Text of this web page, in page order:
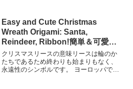
が流した血、あるいは神の愛の象徴を表
します。 白は雪・純潔...
Easy and Cute Christmas
Wreath Origami: Santa,
Reindeer, Ribbon!簡単＆可愛い
クリスマスリース折り紙: サン
タ、トナカイ、リボン！
クリスマスリースの意味リースは輪のか
たちであるため終わりも始まりもなく、
永遠性のシンボルです。 ヨーロッパでは